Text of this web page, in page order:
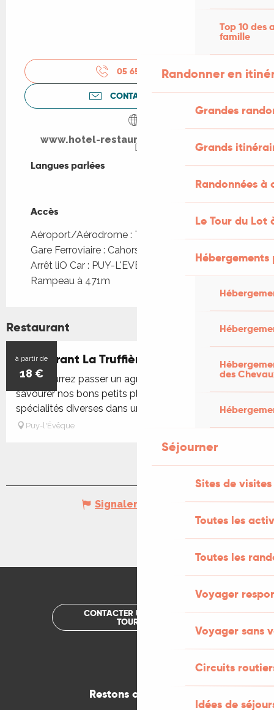
Top 10 des
famille
Randonner en
Grandes
Grands
Randonnées
Le Tour du Lot
des
Séjourner
Sites de visites
Toutes les
Toutes les
Voyager
Voyager sans
Circuits
Idées de
05 65 21 34▒▒
CONTACTEZ-NOUS
www.hotel-restaurant-latruffiere.com
Langues parlées
Langues parlées
Accès
Accès
Aéroport/Aérodrome : Toulouse à 120km
Gare Ferroviaire : Cahors à 35km
Arrêt liO Car : PUY-L'EVEQUE - Place du
Rampeau à 471m
Restaurant
à partir de
18 €
Restaurant La Truffière
Vous pourrez passer un agréable moment et aussi
savourer nos bons petits plats, ainsi que nos
spécialités diverses dans un cadre chaleureux.
Puy-l'Évêque
Signaler une erreur
CONTACTER UN OFFICE DE
TOURISME
Restons connectés